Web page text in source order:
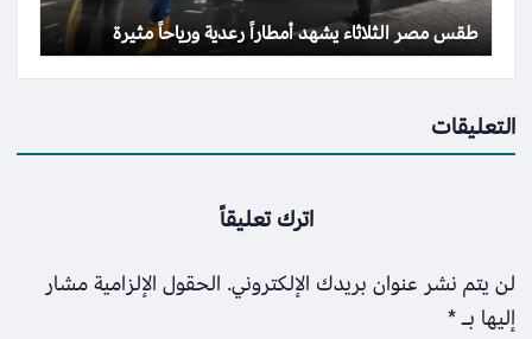
طقس مصر الثلاثاء يشهد أمطاراً رعدية ورياحاً مثيرة
التعليقات
اترك تعليقاً
لن يتم نشر عنوان بريدك الإلكتروني. الحقول الإلزامية مشار
إليها بـ*